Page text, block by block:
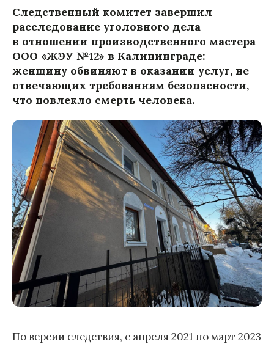
Следственный комитет завершил
расследование уголовного дела
в отношении производственного мастера
ООО «ЖЭУ №12» в Калининграде:
женщину обвиняют в оказании услуг, не
отвечающих требованиям безопасности,
что повлекло смерть человека.
По версии следствия, с апреля 2021 по март 2023